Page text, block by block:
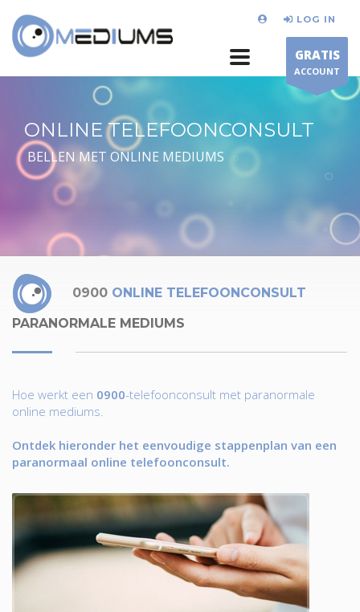
LOG IN
GRATIS
ACCOUNT
ONLINE TELEFOONCONSULT
BELLEN MET ONLINE MEDIUMS
0900 ONLINE TELEFOONCONSULT
PARANORMALE MEDIUMS
Hoe werkt een 0900-telefoonconsult met paranormale
online mediums.
Ontdek hieronder het eenvoudige stappenplan van een
paranormaal online telefoonconsult.